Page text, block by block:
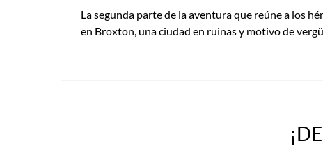
La segunda parte de la aventura que reúne a los
en Broxton, una ciudad en ruinas y motivo de